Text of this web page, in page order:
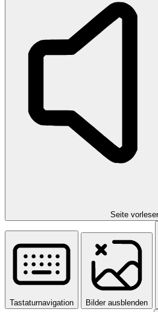
Seite
Tastaturnavigation Bilder ausblenden